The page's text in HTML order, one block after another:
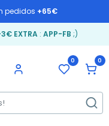
pedidos +65€
EXTRA: APP-FB ;)
0 0